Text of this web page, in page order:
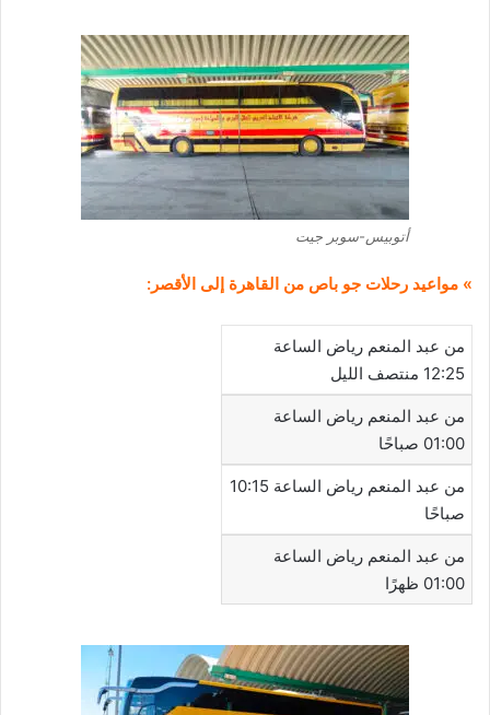
أتوبيس-سوبر جيت
» مواعيد رحلات جو باص من القاهرة إلى الأقصر:
من عبد المنعم رياض الساعة
12:25 منتصف الليل
من عبد المنعم رياض الساعة
01:00 صباحًا
من عبد المنعم رياض الساعة 10:15
صباحًا
من عبد المنعم رياض الساعة
01:00 ظهرًا